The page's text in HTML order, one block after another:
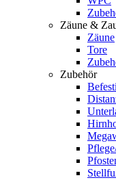
Zäune &
Zäune
Tore
Zubehör